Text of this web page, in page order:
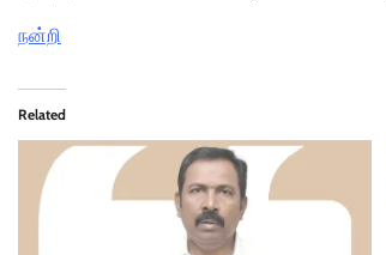
நன்றி
Related